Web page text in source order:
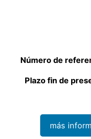
Número de
Plazo fin de
más